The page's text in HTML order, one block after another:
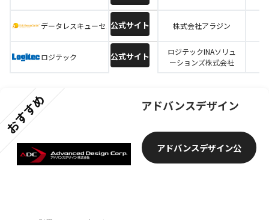
データレスキューセンター公式サイト 株式会社アラジン
ロジテック 公式サイト
ロジテックINAソリュ
ーションズ株式会社
おすすめ アドバンスデザイン
アドバンスデザイン公